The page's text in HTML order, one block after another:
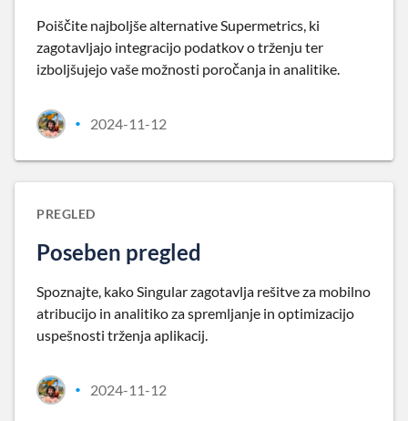
Poiščite najboljše alternative Supermetrics, ki
zagotavljajo integracijo podatkov o trženju ter
izboljšujejo vaše možnosti poročanja in analitike.
• 2024-11-12
PREGLED
Poseben pregled
Spoznajte, kako Singular zagotavlja rešitve za mobilno
atribucijo in analitiko za spremljanje in optimizacijo
uspešnosti trženja aplikacij.
• 2024-11-12